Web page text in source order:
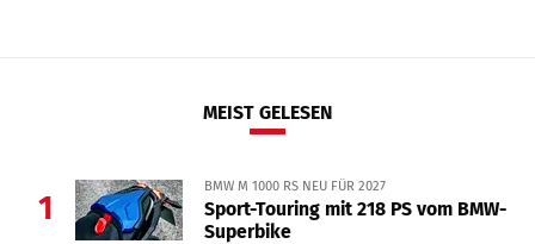
MEIST GELESEN
1
BMW M 1000 RS NEU FÜR 2027
Sport-Touring mit 218 PS vom BMW-
Superbike